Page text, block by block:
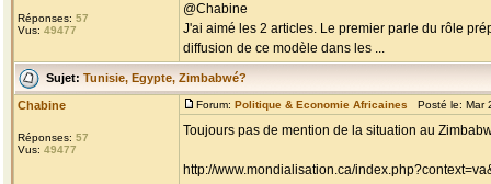
Réponses: 57
Vus: 49477
@Chabine
J'ai aimé les 2 articles. Le premier parle du rôle
diffusion de ce modèle dans les ...
Sujet: Tunisie, Egypte, Zimbabwé?
Chabine
Réponses: 57
Vus: 49477
Forum: Politique & Economie Africaines Posté le: Mar
Toujours pas de mention de la situation au
http://www.mondialisation.ca/